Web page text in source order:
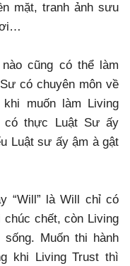
mặt, tranh ảnh sưu
cũng có thể làm
có chuyên môn về
muốn làm Living
có thực Luật Sư ấy
Luật sư ấy ậm à gật
“Will” là Will chỉ có
chết, còn Living
Muốn thi hành
khi Living Trust thì